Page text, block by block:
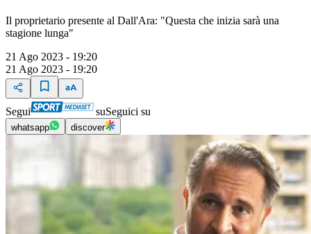
Il proprietario presente al Dall'Ara: "Questa che inizia sarà una
stagione lunga"
21 Ago 2023 - 19:20
21 Ago 2023 - 19:20
Segui suSeguici su
whatsapp discover